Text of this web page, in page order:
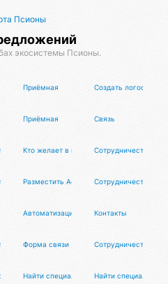
Псионы
экосистемы Псионы.
Приёмная Создать логос под
Приёмная Связь
Кто желает в парк на йогу , пишите
Сотрудничество
Разместить Афишл-инфуСотрудничество
Автоматизация экспертов и организаций
Контакты
Форма связи Сотрудничество
хаба
Найти специалиста Найти специалиста